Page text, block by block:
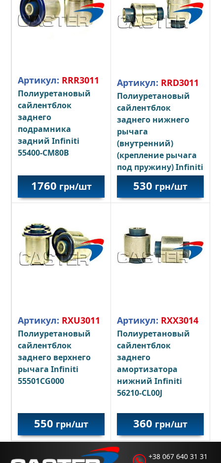
Артикул: RRR3011
Полиуретановый
сайлентблок
заднего
подрамника
задний Infiniti
55400-CM80B
1760 грн/шт
Артикул: RRD3011
Полиуретановый
сайлентблок
заднего нижнего
рычага
(внутренний)
(крепление рычага
под пружину) Infiniti
551B0-CG000
530 грн/шт
Артикул: RXU3011
Полиуретановый
сайлентблок
заднего верхнего
рычага Infiniti
55501CG000
550 грн/шт
Артикул: RXX3014
Полиуретановый
сайлентблок
заднего
амортизатора
нижний Infiniti
56210-CL00J
360 грн/шт
+38 067 640 31 31